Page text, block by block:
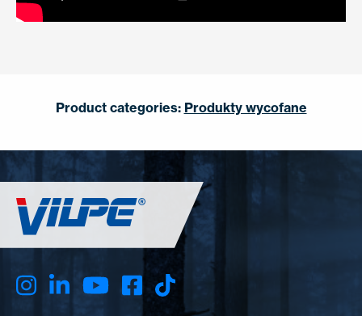
Product categories: Produkty wycofane